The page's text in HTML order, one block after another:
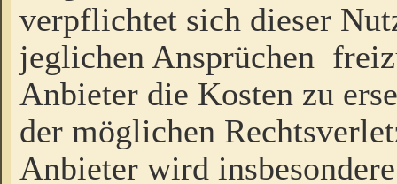
verpflichtet sich dieser
jeglichen Ansprüchen
Anbieter die Kosten zu
der möglichen
Anbieter wird